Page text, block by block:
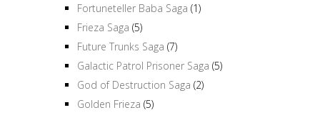
Fortuneteller Baba Saga (1)
Frieza Saga (5)
Future Trunks Saga (7)
Galactic Patrol Prisoner Saga (5)
God of Destruction Saga (2)
Golden Frieza (5)